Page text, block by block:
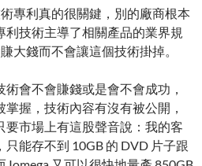
專利真的很關鍵，別的廠商根本
利技術主導了相關產品的業界規
大錢而不會讓這個技術掛掉。
會不會賺錢或是會不會成功，
握，技術內容有沒有被公開，
要市場上有這股聲音說：我的客
能存不到 10GB 的 DVD 片子跟